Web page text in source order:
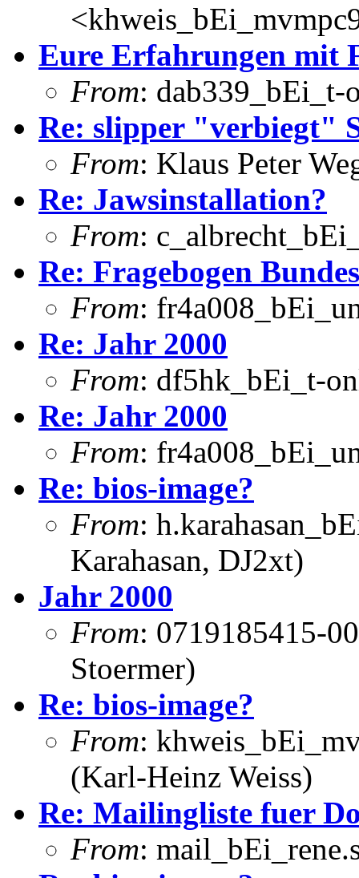
Eure Erfahrungen mit
From:
Re: slipper "verbiegt"
From: Klaus Peter
Re: Jawsinstallation?
From:
Re: Fragebogen
From:
Re: Jahr 2000
From: df5hk_bEi_t-
Re: Jahr 2000
From:
Re: bios-image?
From:
Karahasan, DJ2xt)
Jahr 2000
From: 0719185415-
Stoermer)
Re: bios-image?
From:
(Karl-Heinz Weiss)
Re: Mailingliste fuer
From: